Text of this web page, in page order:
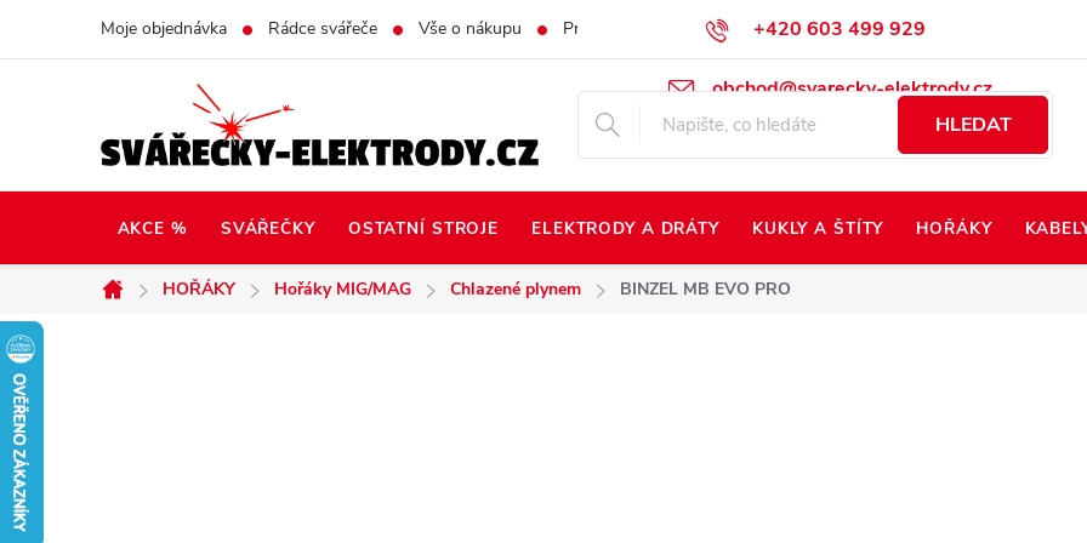
+420 603 499 929
obchod@svarecky-elektrody.cz
Moje objednávka Rádce svářeče Vše o nákupu Prodej na Slovensko Napište nám Kontakty
HLEDAT
AKCE % SVÁŘEČKY OSTATNÍ STROJE ELEKTRODY A DRÁTY KUKLY A ŠTÍTY HOŘÁKY
Domů
HOŘÁKY Hořáky MIG/MAG Chlazené plynem BINZEL MB EVO PRO